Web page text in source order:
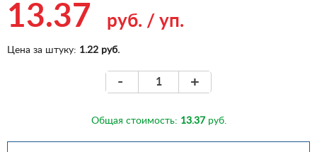
13.37 руб. / уп.
Цена за штуку: 1.22 руб.
- +
Общая стоимость: 13.37руб.